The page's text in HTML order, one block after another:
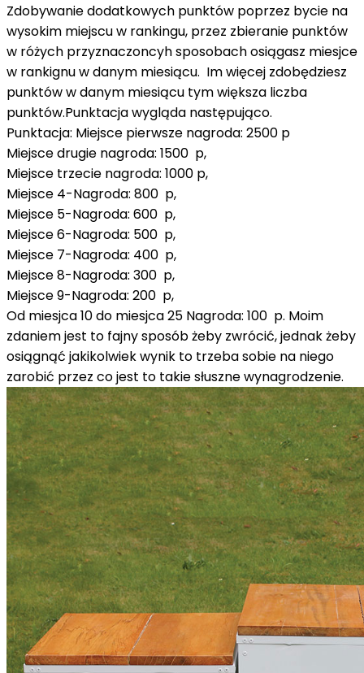
Zdobywanie dodatkowych punktów poprzez bycie na
wysokim miejscu w rankingu, przez zbieranie punktów
w różych przyznaczoncyh sposobach osiągasz miesjce
w rankignu w danym miesiącu. Im więcej zdobędziesz
punktów w danym miesiącu tym większa liczba
punktów.Punktacja wygląda następująco.
Punktacja: Miejsce pierwsze nagroda: 2500 p
Miejsce drugie nagroda: 1500 p,
Miejsce trzecie nagroda: 1000 p,
Miejsce 4-Nagroda: 800 p,
Miejsce 5-Nagroda: 600 p,
Miejsce 6-Nagroda: 500 p,
Miejsce 7-Nagroda: 400 p,
Miejsce 8-Nagroda: 300 p,
Miejsce 9-Nagroda: 200 p,
Od miesjca 10 do miesjca 25 Nagroda: 100 p. Moim
zdaniem jest to fajny sposób żeby zwrócić, jednak żeby
osiągnąć jakikolwiek wynik to trzeba sobie na niego
zarobić przez co jest to takie słuszne wynagrodzenie.